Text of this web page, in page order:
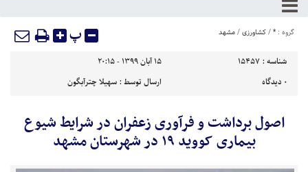
گروه : *
/کشاورزی/مشهد پ
شناسه : 15457
۱۵ آبان ۱۳۹۹ - ۲۰:۱۵
۰ دیدگاه ارسال توسط :سهیلا چترآبگون
اصول برداشت و فرآوری زعفران در شرایط شیوع
بیماری کووید ۱۹ در شهرستان مشهد